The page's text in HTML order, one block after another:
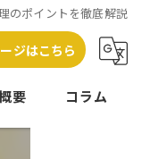
のポイントを徹底解説
ジはこちら
要 コラム